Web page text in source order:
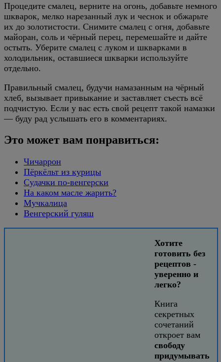
Процедите смалец, верните на огонь, добавьте немного
шкварок, мелко нарезанный лук и чеснок и обжарьте
их до золотистости. Снимите смалец с огня, добавьте
майоран, соль и чёрный перец, перемешайте и дайте
остыть. Уберите смалец с луком и шкварками в
холодильник, оставшиеся шкварки используйте
отдельно.
Правильный смалец, будучи намазанным на чёрный
хлеб, вызывает привыкание и заставляет съесть всё
подчистую. Если у вас есть свой рецепт такой намазки
— буду рад услышать его в комментариях.
Это может вам понравиться:
Чичаррон
Пёркёльт из курицы
Судачки по-венгерски
На каком масле жарить?
Мучкалица
Венгерский гуляш
Хотите
готовить без
рецептов -
уверенно и
легко?
Книга
секретных
сочетаний
откроет вам
свободу
придумывать